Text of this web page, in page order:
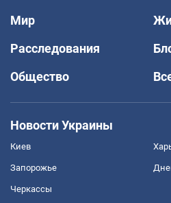
Мир
Расследования
Общество
Новости Украины
Киев
Запорожье
Черкассы